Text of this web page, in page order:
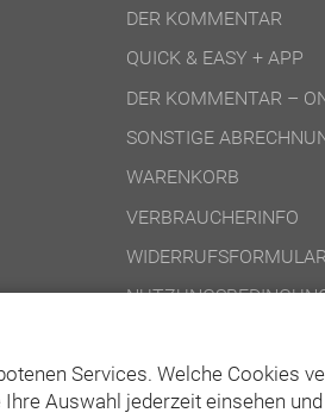
Services. Welche Cookies
Auswahl jederzeit einsehen
DER KOMMENTAR
QUICK & EASY + APP
DER KOMMENTAR –
SONSTIGE
WARENKORB
VERBRAUCHERINFO